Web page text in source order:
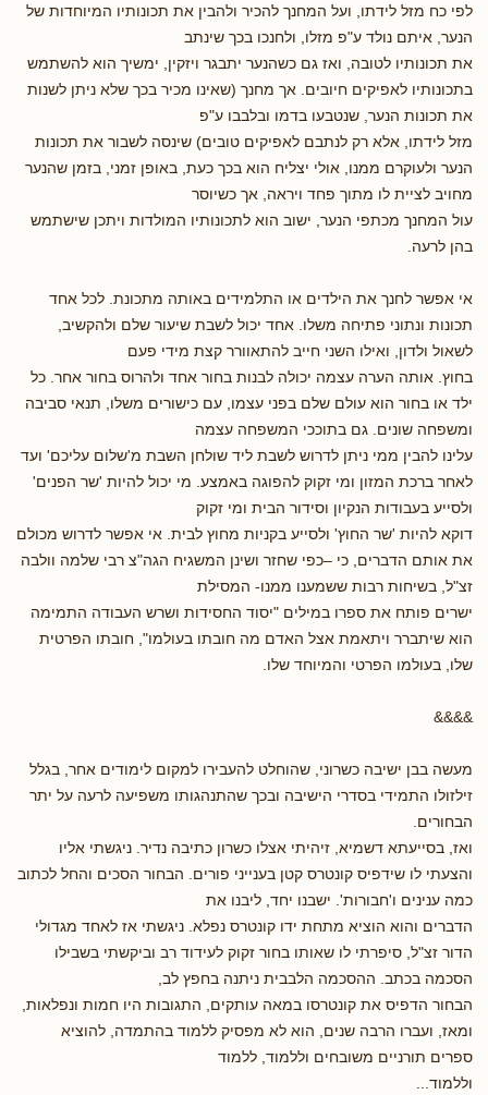
לפי כח מזל לידתו, ועל המחנך להכיר ולהבין את תכונותיו המיוחדות של
הנער, איתם נולד ע"פ מזלו, ולחנכו בכך שינתב
את תכונותיו לטובה, ואז גם כשהנער יתבגר ויזקין, ימשיך הוא להשתמש
בתכונותיו לאפיקים חיובים. אך מחנך (שאינו מכיר בכך שלא ניתן לשנות
את תכונות הנער, שנטבעו בדמו ובלבבו ע"פ
מזל לידתו, אלא רק לנתבם לאפיקים טובים) שינסה לשבור את תכונות
הנער ולעוקרם ממנו, אולי יצליח הוא בכך כעת, באופן זמני, בזמן שהנער
מחויב לציית לו מתוך פחד ויראה, אך כשיוסר
עול המחנך מכתפי הנער, ישוב הוא לתכונותיו המולדות ויתכן שישתמש
בהן לרעה.
אי אפשר לחנך את הילדים או התלמידים באותה מתכונת. לכל אחד
תכונות ונתוני פתיחה משלו. אחד יכול לשבת שיעור שלם ולהקשיב,
לשאול ולדון, ואילו השני חייב להתאוורר קצת מידי פעם
בחוץ. אותה הערה עצמה יכולה לבנות בחור אחד ולהרוס בחור אחר. כל
ילד או בחור הוא עולם שלם בפני עצמו, עם כישורים משלו, תנאי סביבה
ומשפחה שונים. גם בתוככי המשפחה עצמה
עלינו להבין ממי ניתן לדרוש לשבת ליד שולחן השבת מ'שלום עליכם' ועד
לאחר ברכת המזון ומי זקוק להפוגה באמצע. מי יכול להיות 'שר הפנים'
ולסייע בעבודות הנקיון וסידור הבית ומי זקוק
דוקא להיות 'שר החוץ' ולסייע בקניות מחוץ לבית. אי אפשר לדרוש מכולם
את אותם הדברים, כי –כפי שחזר ושינן המשגיח הגה"צ רבי שלמה וולבה
זצ"ל, בשיחות רבות ששמענו ממנו- המסילת
ישרים פותח את ספרו במילים "יסוד החסידות ושרש העבודה התמימה
הוא שיתברר ויתאמת אצל האדם מה חובתו בעולמו", חובתו הפרטית
שלו, בעולמו הפרטי והמיוחד שלו.
&&&&
מעשה בבן ישיבה כשרוני, שהוחלט להעבירו למקום לימודים אחר, בגלל
זילזולו התמידי בסדרי הישיבה ובכך שהתנהגותו משפיעה לרעה על יתר
הבחורים.
ואז, בסייעתא דשמיא, זיהיתי אצלו כשרון כתיבה נדיר. ניגשתי אליו
והצעתי לו שידפיס קונטרס קטן בענייני פורים. הבחור הסכים והחל לכתוב
כמה ענינים ו'חבורות'. ישבנו יחד, ליבנו את
הדברים והוא הוציא מתחת ידו קונטרס נפלא. ניגשתי אז לאחד מגדולי
הדור זצ"ל, סיפרתי לו שאותו בחור זקוק לעידוד רב וביקשתי בשבילו
הסכמה בכתב. ההסכמה הלבבית ניתנה בחפץ לב,
הבחור הדפיס את קונטרסו במאה עותקים, התגובות היו חמות ונפלאות,
ומאז, ועברו הרבה שנים, הוא לא מפסיק ללמוד בהתמדה, להוציא
ספרים תורניים משובחים וללמוד, ללמוד
וללמוד...